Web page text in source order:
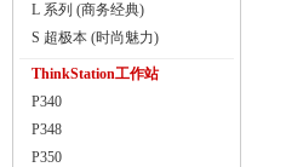
L 系列 (商务经典)
S 超极本 (时尚魅力)
ThinkStation工作站
P340
P348
P350